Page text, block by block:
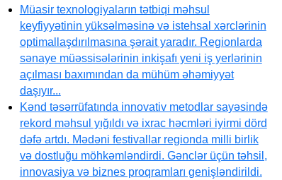
Müasir texnologiyaların tətbiqi məhsul
keyfiyyətinin yüksəlməsinə və istehsal xərclərinin
optimallaşdırılmasına şərait yaradır. Regionlarda
sənaye müəssisələrinin inkişafı yeni iş yerlərinin
açılması baxımından da mühüm əhəmiyyət
daşıyır...
Kənd təsərrüfatında innovativ metodlar sayəsində
rekord məhsul yığıldı və ixrac həcmləri iyirmi dörd
dəfə artdı. Mədəni festivallar regionda milli birlik
və dostluğu möhkəmləndirdi. Gənclər üçün təhsil,
innovasiya və biznes proqramları genişləndirildi.